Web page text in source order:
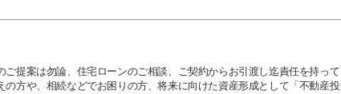
提案は勿論、住宅ローンのご相談、ご契約からお引渡し迄責任を持って
方や、相続などでお困りの方、将来に向けた資産形成として「不動産投